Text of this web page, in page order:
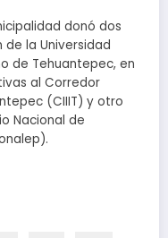
donó dos
la Universidad
de Tehuantepec, en
al Corredor
(CIIIT) y otro
Nacional de